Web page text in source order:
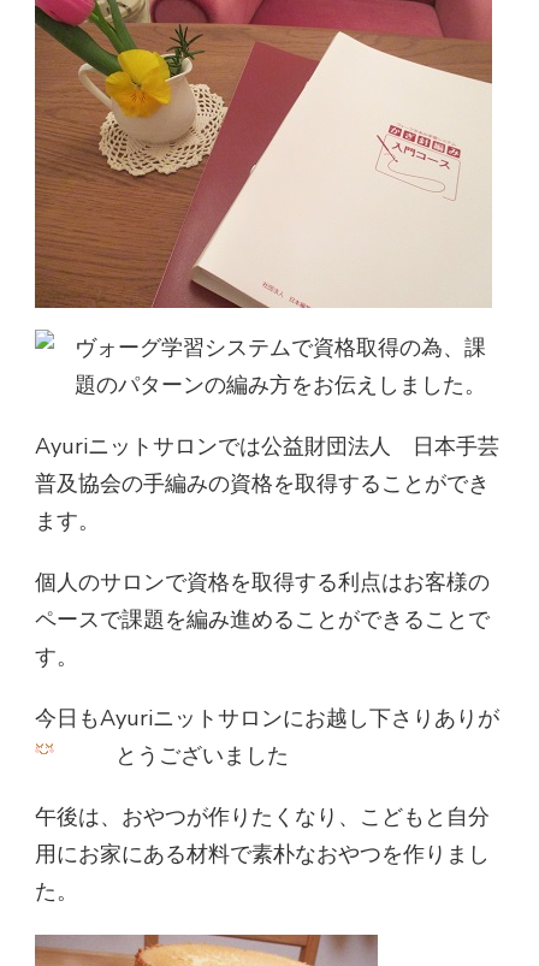
ヴォーグ学習システムで資格取得の為、課
題のパターンの編み方をお伝えしました。
Ayuriニットサロンでは公益財団法人 日本手芸
普及協会の手編みの資格を取得することができ
ます。
個人のサロンで資格を取得する利点はお客様の
ペースで課題を編み進めることができることで
す。
今日もAyuriニットサロンにお越し下さりありが
とうございました
午後は、おやつが作りたくなり、こどもと自分
用にお家にある材料で素朴なおやつを作りまし
た。